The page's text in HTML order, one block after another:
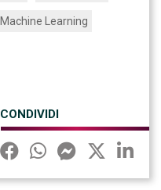
Machine Learning
CONDIVIDI